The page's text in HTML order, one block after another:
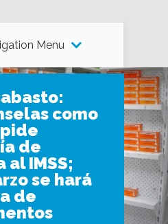
Menu
como
pide
de
al IMSS;
se hará
de